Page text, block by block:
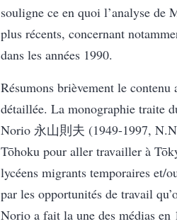
souligne ce en quoi l’analyse de
plus récents, concernant
dans les années 1990.
Résumons brièvement le contenu
détaillée. La monographie traite
Norio 永山則夫 (1949-1997,
Tōhoku pour aller travailler à
lycéens migrants temporaires et/
par les opportunités de travail
Norio a fait la une des médias en